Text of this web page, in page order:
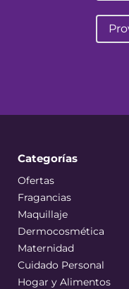
Categorías
Ofertas
Fragancias
Maquillaje
Dermocosmética
Maternidad
Cuidado Personal
Hogar y Alimentos